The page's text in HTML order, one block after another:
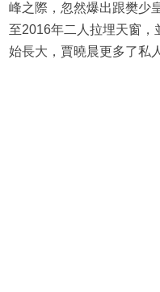
峰之際，忽然爆出跟樊少
至2016年二人拉埋天窗，
始長大，賈曉晨更多了私